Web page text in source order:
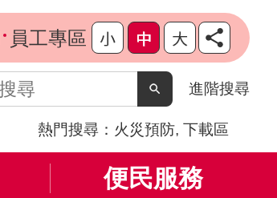
員工專區
搜
尋
進階搜尋
熱門搜尋： 火災預防 下載區
便民服務